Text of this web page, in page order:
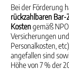
Bei der Förderung
rückzahlbaren Bar-
Kostengemäß
Versicherungen
Personalkosten,
angefallen sind
Höhe von 7 % der